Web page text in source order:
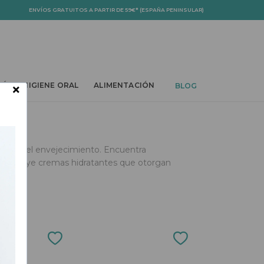
ENVÍOS GRATUITOS A PARTIR DE 59€* (ESPAÑA PENINSULAR)
TOGGLE DROPDOWN
HIGIENE ORAL TOGGLE DROPDOWN
ALIMENTACIÓN TOGGLE DROPDOWN
BLOG
del envejecimiento. Encuentra
Incluye cremas hidratantes que otorgan
×